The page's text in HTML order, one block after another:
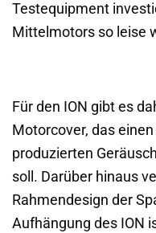
Testequipment
Mittelmotors so leise
Für den ION gibt es
Motorcover, das
produzierten
soll. Darüber hinaus
Rahmendesign der
Aufhängung des ION